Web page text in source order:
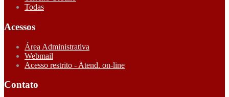
Todas
Acessos
Área Administrativa
Webmail
Acesso restrito - Atend. on-line
Contato